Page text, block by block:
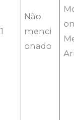
Não
menci
onado